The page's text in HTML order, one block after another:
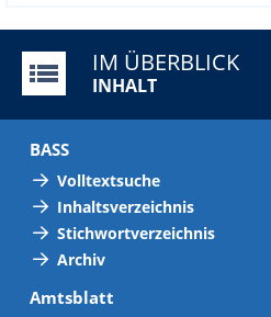
IM ÜBERBLICK
INHALT
BASS
Volltextsuche
Inhaltsverzeichnis
Stichwortverzeichnis
Archiv
Amtsblatt